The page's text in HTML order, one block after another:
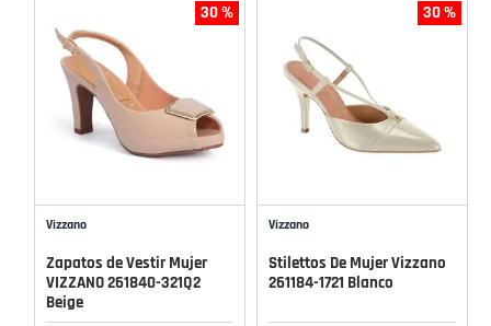
30 %
Vizzano
Zapatos de Vestir Mujer
VIZZANO 261840-321Q2
Beige
30 %
Vizzano
Stilettos De Mujer Vizzano
261184-1721 Blanco